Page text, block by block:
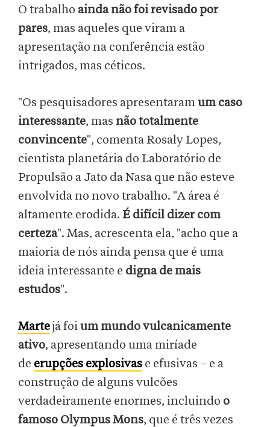
O trabalho ainda não foi revisado por
pares, mas aqueles que viram a
apresentação na conferência estão
intrigados, mas céticos.
"Os pesquisadores apresentaramum caso
interessante, mas não totalmente
convincente", comenta Rosaly Lopes,
cientista planetária do Laboratório de
Propulsão a Jato da Nasa que não esteve
envolvida no novo trabalho. "A área é
altamente erodida. É difícil dizer com
certeza". Mas, acrescenta ela, "acho que a
maioria de nós ainda pensa que é uma
ideia interessante e digna de mais
estudos".
Martejá foium mundo vulcanicamente
ativo, apresentando uma miríade
de erupções explosivas e efusivas – e a
construção de alguns vulcões
verdadeiramente enormes, incluindo o
famoso Olympus Mons, que é três vezes